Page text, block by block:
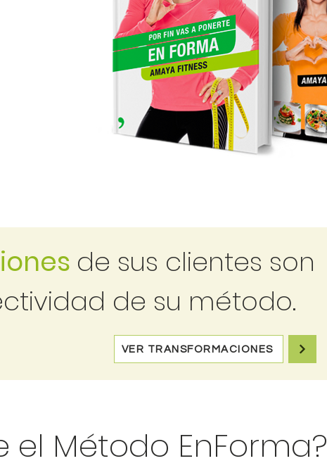
de sus clientes son
de su método.
VER TRANSFORMACIONES
el Método EnForma?